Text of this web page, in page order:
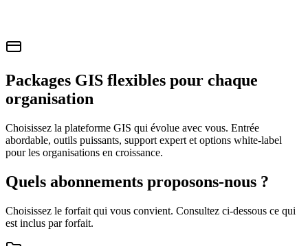
Packages GIS flexibles pour chaque
organisation
Choisissez la plateforme GIS qui évolue avec vous. Entrée
abordable, outils puissants, support expert et options white-label
pour les organisations en croissance.
Quels abonnements proposons-nous ?
Choisissez le forfait qui vous convient. Consultez ci-dessous ce qui
est inclus par forfait.